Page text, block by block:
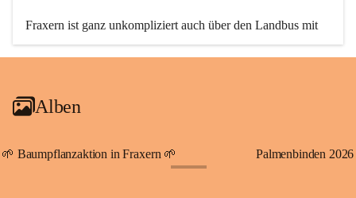
Fraxern ist ganz unkompliziert auch über den Landbus mit
den öffentlichen Verkehrsmitteln zu erreichen. Die Linie
An Samstagen, Sonn- und Feiertagen können Sie bequem
persönlichen Linienbus zur gewünschten Zeit zu Ihrer
Haltestelle bestellen. Sowohl von Weiler kommend nach
Alben
🌱 Baumpflanzaktion in Fraxern 🌱 Palmenbinden 2026